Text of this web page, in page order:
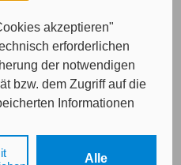
akzeptieren"
erforderlichen
der notwendigen
bzw. dem Zugriff auf die
Informationen
Zwecken in unseren
Art. 6 Abs. 1 lit. a
Alle